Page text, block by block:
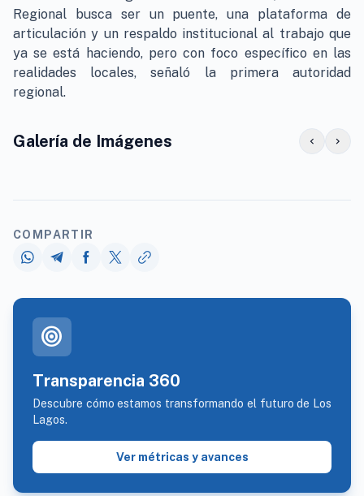
Regional busca ser un puente, una plataforma de
articulación y un respaldo institucional al trabajo que
ya se está haciendo, pero con foco específico en las
realidades locales, señaló la primera autoridad
regional.
Galería de Imágenes chevron_left chevron_right
COMPARTIR
target
Transparencia 360
Descubre cómo estamos transformando el futuro de Los
Lagos.
Ver métricas y avances